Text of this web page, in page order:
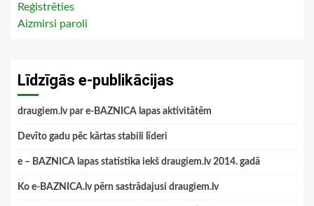
Reģistrēties
Aizmirsi paroli
Līdzīgās e-publikācijas
draugiem.lv par e-BAZNICA lapas aktivitātēm
Devīto gadu pēc kārtas stabili līderi
e – BAZNICA lapas statistika iekš draugiem.lv 2014. gadā
Ko e-BAZNICA.lv pērn sastrādajusi draugiem.lv